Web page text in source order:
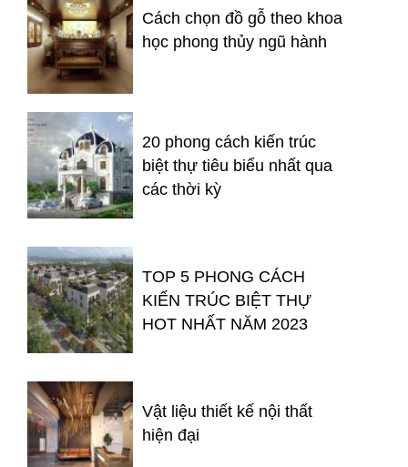
Cách chọn đồ gỗ theo khoa
học phong thủy ngũ hành
20 phong cách kiến trúc
biệt thự tiêu biểu nhất qua
các thời kỳ
TOP 5 PHONG CÁCH
KIẾN TRÚC BIỆT THỰ
HOT NHẤT NĂM 2023
Vật liệu thiết kế nội thất
hiện đại